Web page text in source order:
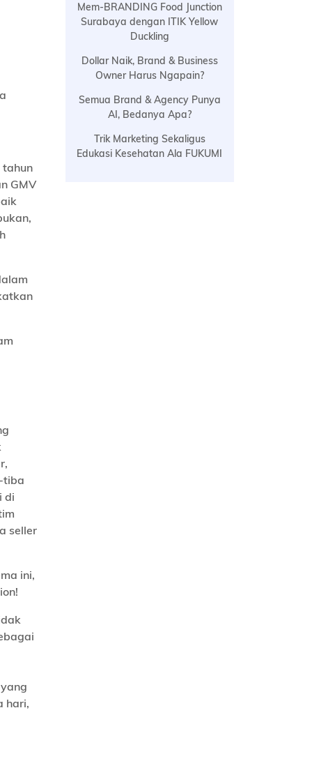
tahun
GMV
tiba
di
seller
ini,
hari,
Mem-BRANDING Food Junction
Surabaya dengan ITIK Yellow
Duckling
Dollar Naik, Brand & Business
Owner Harus Ngapain?
Semua Brand & Agency Punya
AI, Bedanya Apa?
Trik Marketing Sekaligus
Edukasi Kesehatan Ala FUKUMI